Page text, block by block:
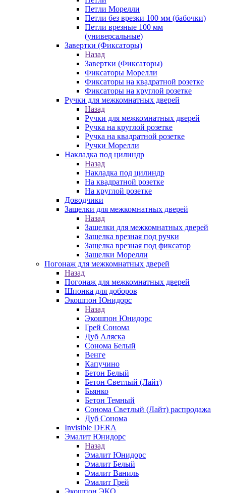
Петли Морелли
Петли без врезки 100 мм (бабочки)
Петли врезные 100 мм
(универсальные)
Завертки (Фиксаторы)
Назад
Завертки (Фиксаторы)
Фиксаторы Морелли
Фиксаторы на квадратной розетке
Фиксаторы на круглой розетке
Ручки для межкомнатных дверей
Назад
Ручки для межкомнатных дверей
Ручка на круглой розетке
Ручка на квадратной розетке
Ручки Морелли
Накладка под цилиндр
Назад
Накладка под цилиндр
На квадратной розетке
На круглой розетке
Доводчики
Защелки для межкомнатных дверей
Назад
Защелки для межкомнатных дверей
Защелка врезная под ручки
Защелка врезная под фиксатор
Защелки Морелли
Погонаж для межкомнатных дверей
Назад
Погонаж для межкомнатных дверей
Шпонка для доборов
Экошпон Юнидорс
Назад
Экошпон Юнидорс
Грей Сонома
Дуб Аляска
Сонома Белый
Венге
Капучино
Бетон Белый
Бетон Светлый (Лайт)
Бьянко
Бетон Темный
Сонома Светлый (Лайт) распродажа
Дуб Сонома
Invisible DERA
Эмалит Юнидорс
Назад
Эмалит Юнидорс
Эмалит Белый
Эмалит Ваниль
Эмалит Грей
Экошпон ЭКО